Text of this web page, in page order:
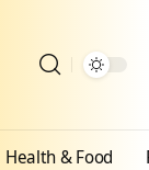
Health & Food